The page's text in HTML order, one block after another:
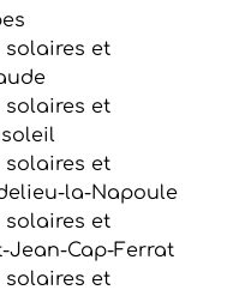
et
et
et
la-Napoule
et
Cap-Ferrat
et